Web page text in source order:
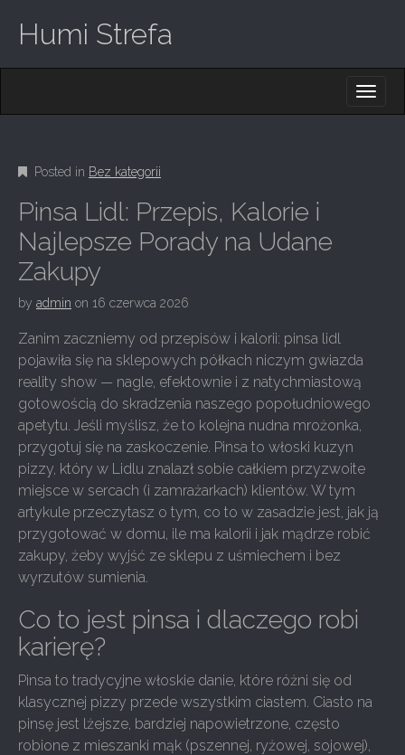
Humi Strefa
M
E
N
U
C
N
T
E
N
T
Posted in Bez kategorii
Pinsa Lidl: Przepis, Kalorie i
Najlepsze Porady na Udane
Zakupy
by admin on 16 czerwca 2026
Zanim zaczniemy od przepisów i kalorii: pinsa lidl
pojawiła się na sklepowych półkach niczym gwiazda
reality show — nagle, efektownie i z natychmiastową
gotowością do skradzenia naszego popołudniowego
apetytu. Jeśli myślisz, że to kolejna nudna mrożonka,
przygotuj się na zaskoczenie. Pinsa to włoski kuzyn
pizzy, który w Lidlu znalazł sobie całkiem przyzwoite
miejsce w sercach (i zamrażarkach) klientów. W tym
artykule przeczytasz o tym, co to w zasadzie jest, jak ją
przygotować w domu, ile ma kalorii i jak mądrze robić
zakupy, żeby wyjść ze sklepu z uśmiechem i bez
wyrzutów sumienia.
Co to jest pinsa i dlaczego robi
karierę?
Pinsa to tradycyjne włoskie danie, które różni się od
klasycznej pizzy przede wszystkim ciastem. Ciasto na
pinsę jest lżejsze, bardziej napowietrzone, często
robione z mieszanki mąk (pszennej, ryżowej, sojowej),